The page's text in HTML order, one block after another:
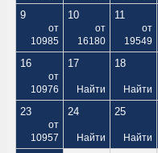
9
от
10985
10
от
16180
11
от
19549
16
от
10976
17
Найти
18
Найти
23
от
10957
24
Найти
25
Найти